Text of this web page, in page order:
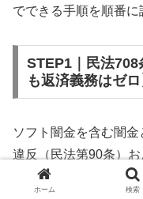
でできる手順を順番に
STEP1｜民法
も返済義務はゼロ
ソフト闇金を含む闇
違反（民法第90条）
に該当するため、法
ホーム 検索